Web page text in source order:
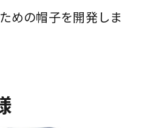
めの帽子を開発しま